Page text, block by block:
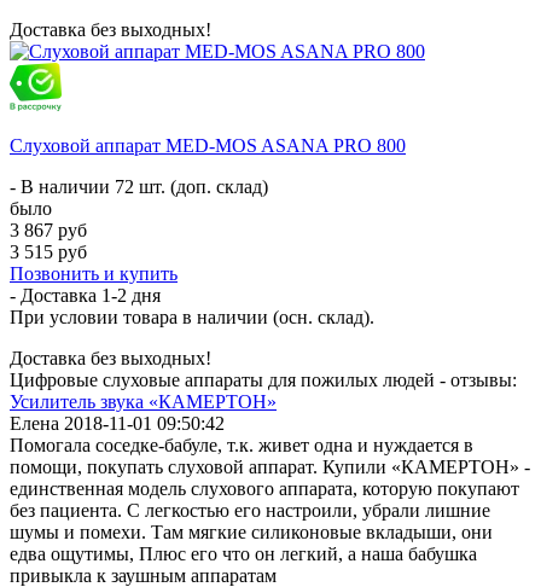
Доставка без выходных!
Слуховой аппарат MED-MOS ASANA PRO 800
- В наличии 72 шт. (доп. склад)
было
3 867 руб
3 515 руб
Позвонить и купить
- Доставка 1-2 дня
При условии товара в наличии (осн. склад).
Доставка без выходных!
Цифровые слуховые аппараты для пожилых людей - отзывы:
Усилитель звука «КАМЕРТОН»
Елена 2018-11-01 09:50:42
Помогала соседке-бабуле, т.к. живет одна и нуждается в
помощи, покупать слуховой аппарат. Купили «КАМЕРТОН» -
единственная модель слухового аппарата, которую покупают
без пациента. С легкостью его настроили, убрали лишние
шумы и помехи. Там мягкие силиконовые вкладыши, они
едва ощутимы, Плюс его что он легкий, а наша бабушка
привыкла к заушным аппаратам